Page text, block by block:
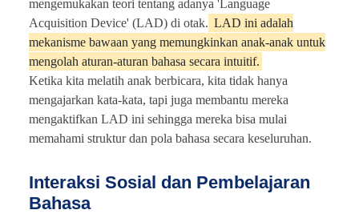
mengemukakan teori tentang adanya 'Language
Acquisition Device' (LAD) di otak. LAD ini adalah
mekanisme bawaan yang memungkinkan anak-anak untuk
mengolah aturan-aturan bahasa secara intuitif.
Ketika kita melatih anak berbicara, kita tidak hanya
mengajarkan kata-kata, tapi juga membantu mereka
mengaktifkan LAD ini sehingga mereka bisa mulai
memahami struktur dan pola bahasa secara keseluruhan.
Interaksi Sosial dan Pembelajaran
Bahasa